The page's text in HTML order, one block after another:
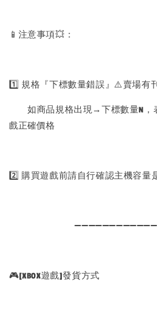
📱注意事項💥：
1️⃣ 規格『下標數量錯誤』⚠️賣場有
如商品規格出現→下標數量N，
戲正確價格
2️⃣ 購買遊戲前請自行確認主機容量
🎮[XBOX遊戲]發貨方式